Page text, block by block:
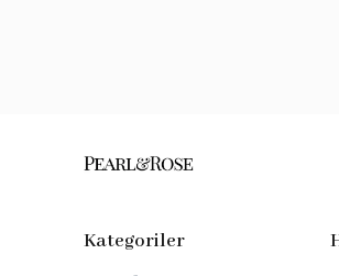
Kategoriler